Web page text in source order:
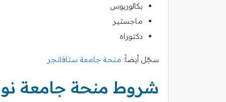
بكالوريوس
ماجستير
دكتوراه
سجّل أيضاً: منحة جامعة ستافانجر
شروط منحة جامعة